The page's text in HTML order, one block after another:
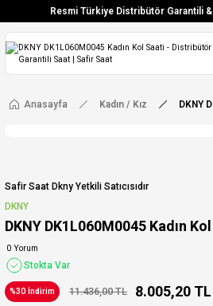
Resmi Türkiye Distribütör Garantili
Vade Farksız 6
Ücretsiz Kargo
Anasayfa Kadın / Kız DKNY
Safir Saat Dkny Yetkili Satıcısıdır
DKNY
DKNY DK1L060M0045 Kadın
0 Yorum
Stokta Var
%30 İndirim 11.436,00 TL 8.005,20 TL